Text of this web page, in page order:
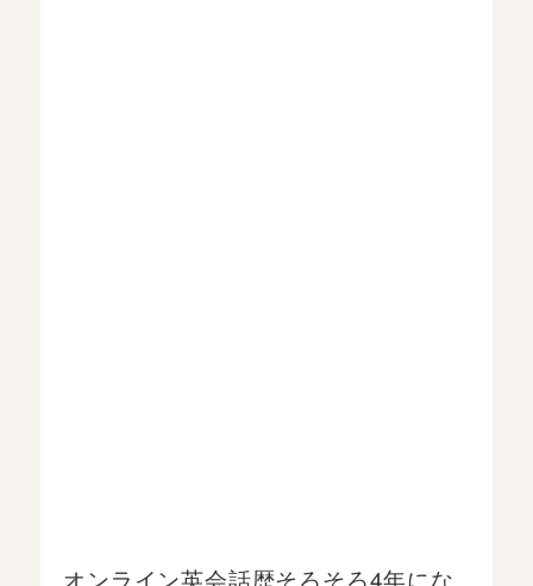
オンライン英会話歴そろそろ4年にな